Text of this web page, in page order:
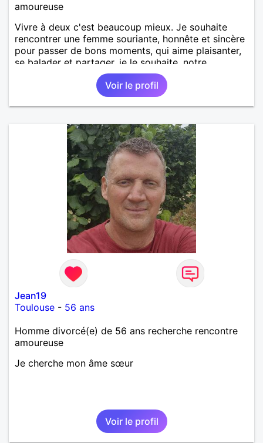
amoureuse
Vivre à deux c'est beaucoup mieux. Je souhaite
rencontrer une femme souriante, honnête et sincère
pour passer de bons moments, qui aime plaisanter,
se balader et partager, je le souhaite, notre
complicité. J'aime beaucoup les chantiers de
randonnée pour se défouler, se relaxer, se détendre
et finalement prendre du bon temps. C'est difficile
de tout dire en quelques lignes. En revanche, vous
d'informations. A bientôt
Voir le profil
Jean19
Toulouse - 56 ans
Homme divorcé(e) de 56 ans recherche rencontre
amoureuse
Je cherche mon âme sœur
Voir le profil